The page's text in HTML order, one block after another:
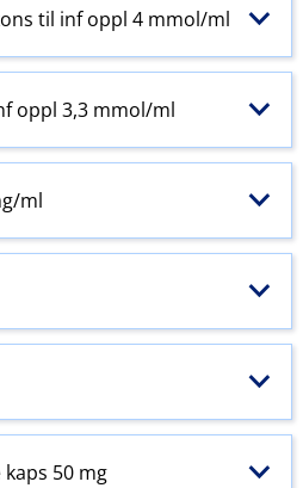
til inf oppl 4 mmol/ml
oppl 3,3 mmol/ml
ml
50 mg